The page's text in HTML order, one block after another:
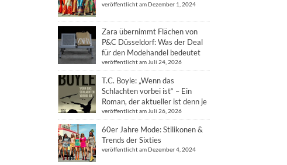
veröffentlicht am Dezember 1, 2024
Zara übernimmt Flächen von
P&C Düsseldorf: Was der Deal
für den Modehandel bedeutet
veröffentlicht am Juli 24, 2026
T.C. Boyle: „Wenn das
Schlachten vorbei ist“ – Ein
Roman, der aktueller ist denn je
veröffentlicht am Juli 26, 2026
60er Jahre Mode: Stilikonen &
Trends der Sixties
veröffentlicht am Dezember 4, 2024